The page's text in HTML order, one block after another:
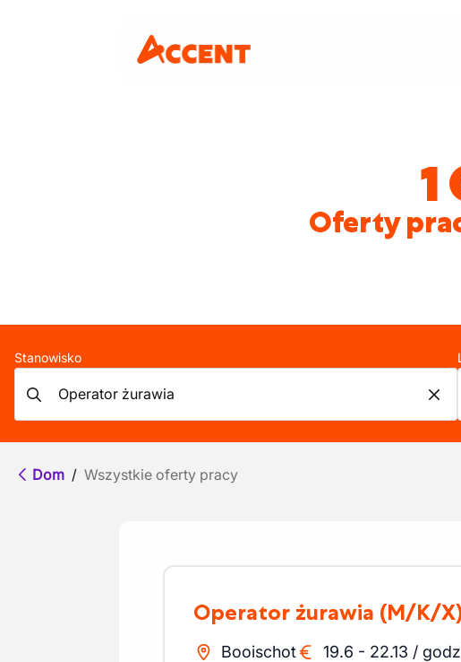
1
Oferty
Stanowisko
Dom / Wszystkie oferty pracy
Operator żurawia (M/K/
Booischot 19.6 - 22.13 /